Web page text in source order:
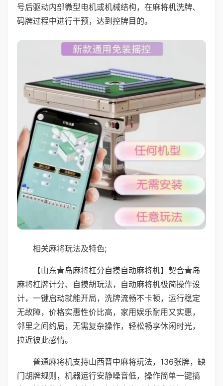
号后驱动内部微型电机或机械结构，在麻将机洗牌、
码牌过程中进行干预，达到控牌目的。
相关麻将玩法及特色;
【山东青岛麻将杠分自摸自动麻将机】契合青岛
麻将杠牌计分、自摸胡玩法，自动麻将机极简操作设
计，一键启动就能开局，洗牌流畅不卡顿，运行稳定
无故障，价格实惠性价比高，家用娱乐耐用又实惠，
邻里之间约局，无需复杂操作，轻松畅享休闲时光，
拉近彼此感情。
普通麻将机支持山西晋中麻将玩法，136张牌，缺
门胡牌规则，机器运行安静噪音低，操作简单一键搞